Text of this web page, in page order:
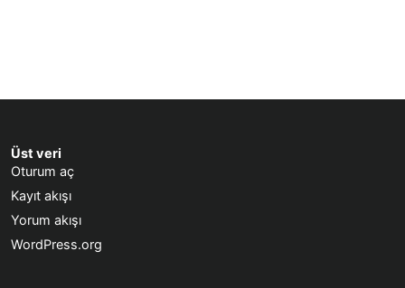
Üst veri
Oturum aç
Kayıt akışı
Yorum akışı
WordPress.org